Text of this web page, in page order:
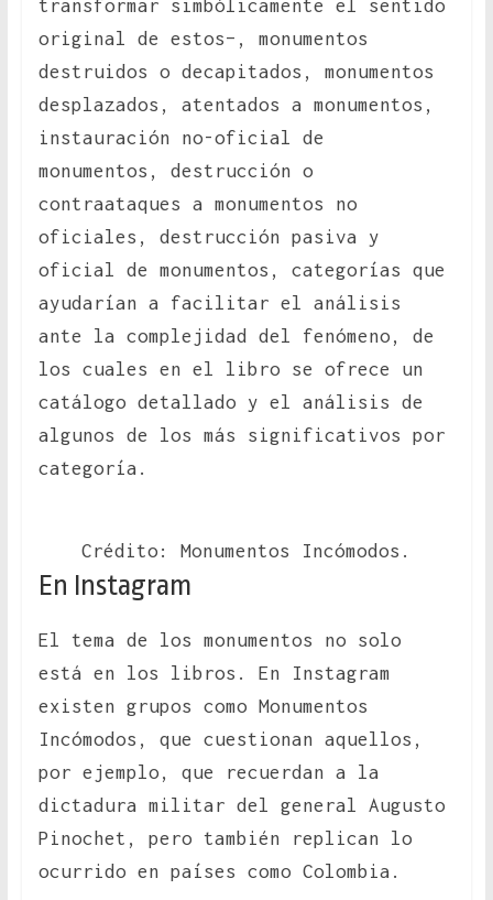
transformar simbólicamente el sentido
original de estos–, monumentos
destruidos o decapitados, monumentos
desplazados, atentados a monumentos,
instauración no-oficial de
monumentos, destrucción o
contraataques a monumentos no
oficiales, destrucción pasiva y
oficial de monumentos, categorías que
ayudarían a facilitar el análisis
ante la complejidad del fenómeno, de
los cuales en el libro se ofrece un
catálogo detallado y el análisis de
algunos de los más significativos por
categoría.
Crédito: Monumentos Incómodos.
En Instagram
El tema de los monumentos no solo
está en los libros. En Instagram
existen grupos como Monumentos
Incómodos, que cuestionan aquellos,
por ejemplo, que recuerdan a la
dictadura militar del general Augusto
Pinochet, pero también replican lo
ocurrido en países como Colombia.